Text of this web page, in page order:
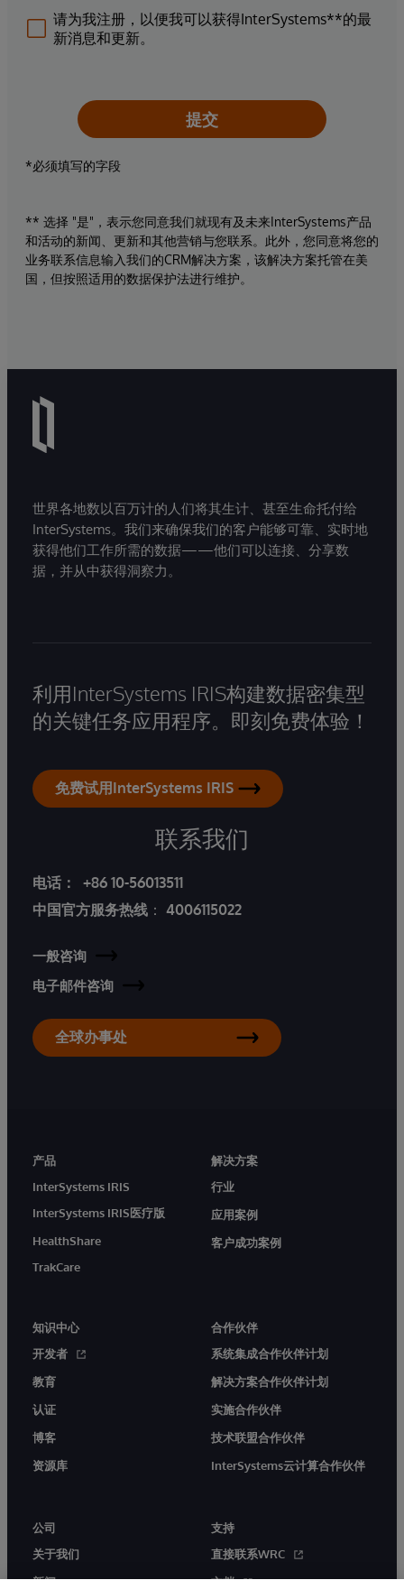
请为我注册，以便我可以获得InterSystems**的最
新消息和更新。
提交
*必须填写的字段
** 选择 "是"，表示您同意我们就现有及未来InterSystems产品
和活动的新闻、更新和其他营销与您联系。此外，您同意将您的
业务联系信息输入我们的CRM解决方案，该解决方案托管在美
国，但按照适用的数据保护法进行维护。
世界各地数以百万计的人们将其生计、甚至生命托付给
InterSystems。我们来确保我们的客户能够可靠、实时地
获得他们工作所需的数据——他们可以连接、分享数
据，并从中获得洞察力。
利用InterSystems IRIS构建数据密集型
的关键任务应用程序。即刻免费体验！
免费试用InterSystems IRIS
联系我们
电话：
+86 10-56013511
中国官方服务热线 ： 4006115022
一般咨询
电子邮件咨询
全球办事处
产品
InterSystems IRIS
InterSystems IRIS医疗版
HealthShare
TrakCare
解决方案
行业
应用案例
客户成功案例
知识中心
开发者
教育
认证
博客
资源库
合作伙伴
系统集成合作伙伴计划
解决方案合作伙伴计划
实施合作伙伴
技术联盟合作伙伴
InterSystems云计算合作伙伴
公司
关于我们
支持
直接联系WRC